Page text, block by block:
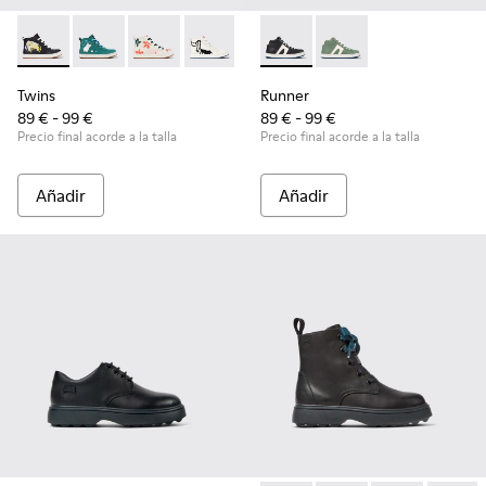
Twins - K900261-010 - Sneaker botín de piel multicolor para
Twins - K900261-013
Twins - K900261-012
Twins - K900261-009
Twins - K900261-008
Twins
89 € - 99 €
Precio final acorde a la talla
Añadir
Runner - K900349-001 -
Runner - K900349-
Runner
89 € - 99 €
Precio final acorde a la talla
Añadir